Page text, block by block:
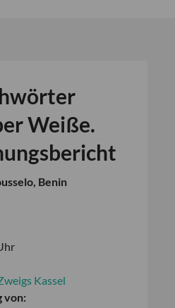
Weiße.
Benin
Kassel
von: